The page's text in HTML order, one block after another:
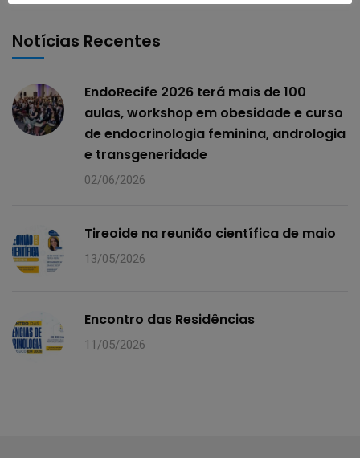
Notícias Recentes
EndoRecife 2026 terá mais de 100
aulas, workshop em obesidade e curso
de endocrinologia feminina, andrologia
e transgeneridade
02/06/2026
Tireoide na reunião científica de maio
13/05/2026
Encontro das Residências
11/05/2026